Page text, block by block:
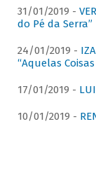
31/01/2019 -
do Pé da Serra”
24/01/2019 -
“Aquelas Coisas
17/01/2019 -
10/01/2019 -